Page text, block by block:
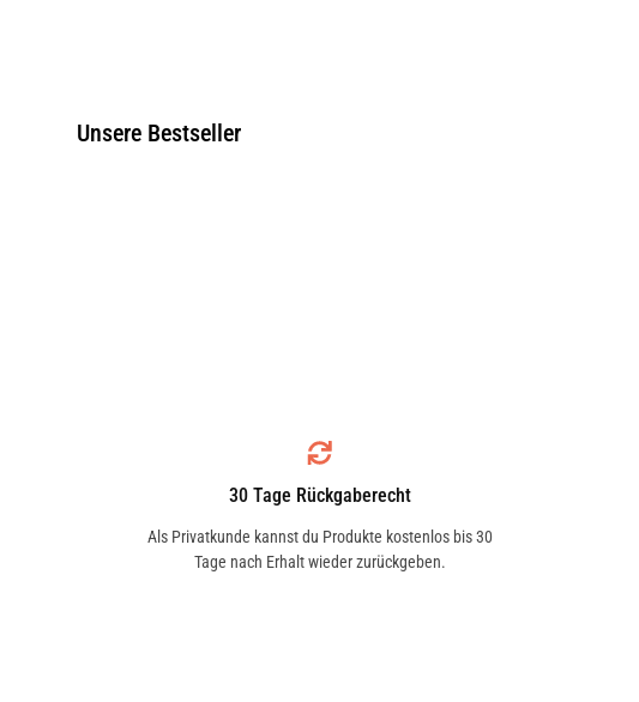
Unsere Bestseller
30 Tage Rückgaberecht
Als Privatkunde kannst du Produkte kostenlos bis 30
Tage nach Erhalt wieder zurückgeben.